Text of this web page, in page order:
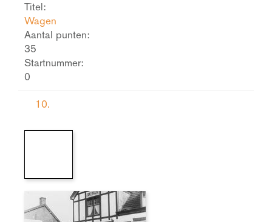
Titel:
Wagen
Aantal punten:
35
Startnummer:
0
10.